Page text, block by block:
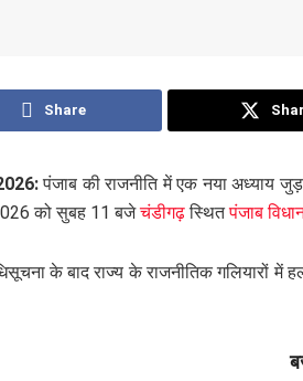
Share
पंजाब की राजनीति में एक नया अध्याय
2026 को सुबह 11 बजेचंडीगढ़स्थितपंजाब
के बाद राज्य के राजनीतिक गलियारों